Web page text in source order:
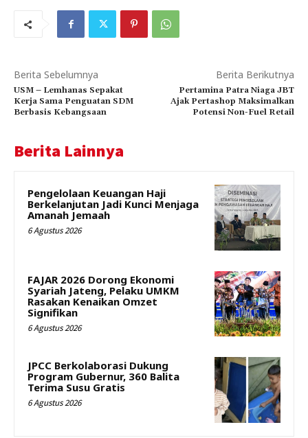
Berita Sebelumnya
USM – Lemhanas Sepakat
Kerja Sama Penguatan SDM
Berbasis Kebangsaan
Berita Berikutnya
Pertamina Patra Niaga JBT
Ajak Pertashop Maksimalkan
Potensi Non-Fuel Retail
Berita Lainnya
Pengelolaan Keuangan Haji
Berkelanjutan Jadi Kunci Menjaga
Amanah Jemaah
6 Agustus 2026
FAJAR 2026 Dorong Ekonomi
Syariah Jateng, Pelaku UMKM
Rasakan Kenaikan Omzet
Signifikan
6 Agustus 2026
JPCC Berkolaborasi Dukung
Program Gubernur, 360 Balita
Terima Susu Gratis
6 Agustus 2026